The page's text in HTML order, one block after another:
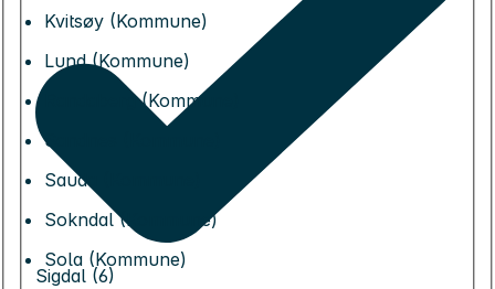
Kvitsøy (Kommune)
Lund (Kommune)
Randaberg (Kommune)
Sandnes (Kommune)
Sauda (Kommune)
Sokndal (Kommune)
Sola (Kommune)
Sigdal (6)